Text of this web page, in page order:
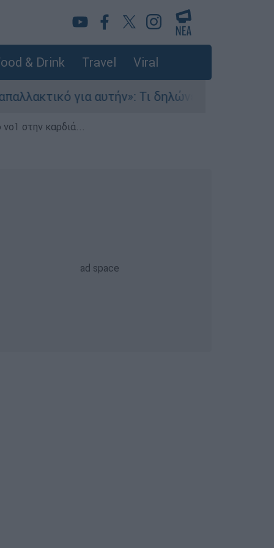
& Drink Travel Viral
για αυτήν»: Τι δηλώνει στο ethnos.gr ο
στην καρδιά...